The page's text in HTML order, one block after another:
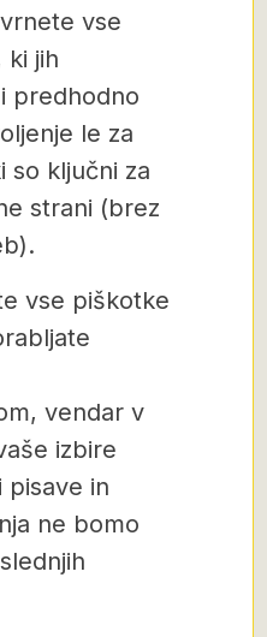
vse
ki jih
predhodno
le za
so ključni za
strani (brez
vse piškotke
vendar v
izbire
pisave in
ne bomo